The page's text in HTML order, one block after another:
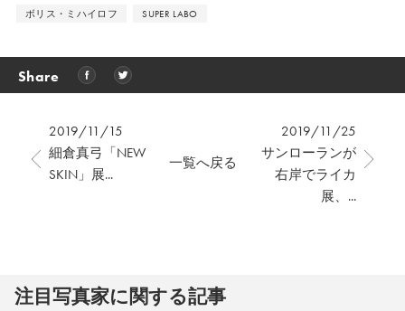
ボリス・ミハイロフ SUPER LABO
Share
2019/11/15
細倉真弓「NEW
SKIN」展...
2019/11/25
サンローランが
右岸でライカ
展、...
一覧へ戻る
注⽬写真家に関する記事